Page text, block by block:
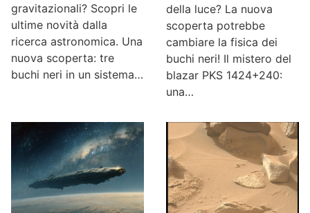
gravitazionali? Scopri le
ultime novità dalla
ricerca astronomica. Una
nuova scoperta: tre
buchi neri in un sistema…
della luce? La nuova
scoperta potrebbe
cambiare la fisica dei
buchi neri! Il mistero del
blazar PKS 1424+240:
una…